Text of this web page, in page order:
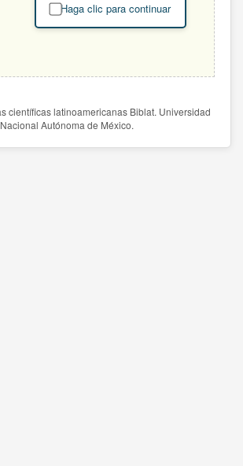
Haga clic para continuar
científicas latinoamericanas Biblat. Universidad
Nacional Autónoma de México.